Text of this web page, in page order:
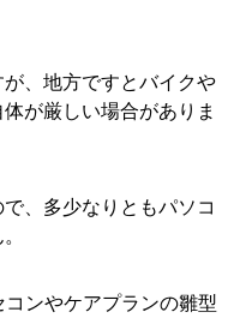
、地方ですとバイクや
が厳しい場合がありま
、多少なりともパソコ
ンやケアプランの雛型